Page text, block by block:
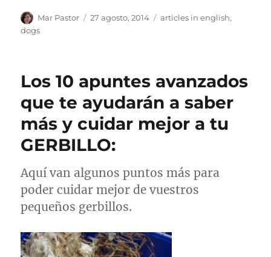
Autor
Mar Pastor
Publicado
27 agosto, 2014 Categorías
articles in english,
dogs
Los 10 apuntes avanzados
que te ayudarán a saber
más y cuidar mejor a tu
GERBILLO:
Aquí van algunos puntos más para
poder cuidar mejor de vuestros
pequeños gerbillos.